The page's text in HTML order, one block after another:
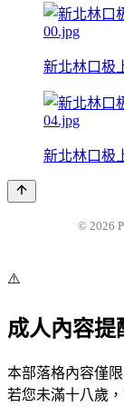
新北林口极
新北林口极
© 2026
⚠️
成人內容提
本部落格內容僅
若您未滿十八歲